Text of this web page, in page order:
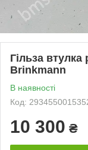
Гільза
Brinkmann
В наявності
Код:
10 300 ₴